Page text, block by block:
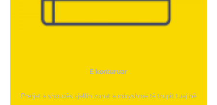
E konturuar
Prerjet e shpuzës sjellin zonat e ndryshme të trupit tuaj në